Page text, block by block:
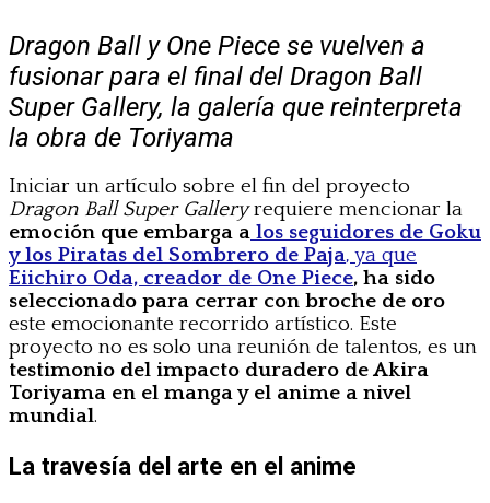
Dragon Ball y One Piece se vuelven a
fusionar para el final del Dragon Ball
Super Gallery, la galería que reinterpreta
la obra de Toriyama
Iniciar un artículo sobre el fin del proyecto
Dragon Ball Super Galleryrequiere mencionar la
emoción que embarga a los seguidores de Goku
y los Piratas del Sombrero de Paja, ya que
Eiichiro Oda, creador de One Piece, ha sido
seleccionado para cerrar con broche de oro
este emocionante recorrido artístico. Este
proyecto no es solo una reunión de talentos, es un
testimonio del impacto duradero de Akira
Toriyama en el manga y el anime a nivel
mundial.
La travesía del arte en el anime